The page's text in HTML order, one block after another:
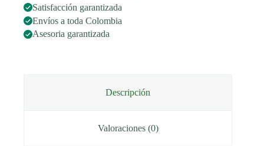
Satisfacción garantizada
Envíos a toda Colombia
Asesoria garantizada
Descripción
Valoraciones (0)